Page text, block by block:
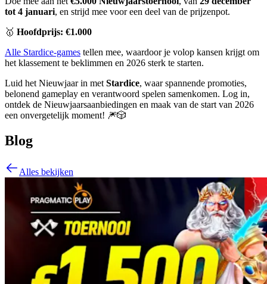
tot 4 januari, en strijd mee voor een deel van de prijzenpot.
🥇 Hoofdprijs: €1.000
Alle Stardice-games tellen mee, waardoor je volop kansen krijgt om
het klassement te beklimmen en 2026 sterk te starten.
Luid het Nieuwjaar in metStardice, waar spannende promoties,
belonend gameplay en verantwoord spelen samenkomen. Log in,
ontdek de Nieuwjaarsaanbiedingen en maak van de start van 2026
een onvergetelijk moment! 🎆🎲
Blog
Alles bekijken